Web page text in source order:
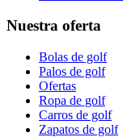
Nuestra oferta
Bolas de golf
Palos de golf
Ofertas
Ropa de golf
Carros de golf
Zapatos de golf